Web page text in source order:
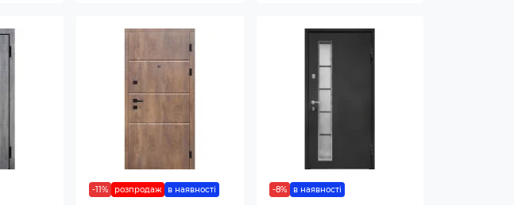
-11% розпродаж в наявності -8% в наявності